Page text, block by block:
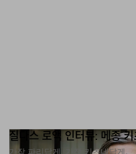
질다스 로액 인터뷰: 메종
가장 파리답게, 가장 키츠네답게.